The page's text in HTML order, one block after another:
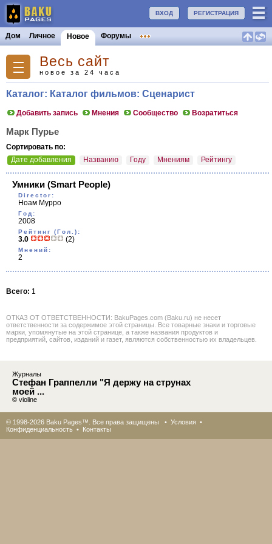
РЕГИСТРАЦИЯ
ВХОД
Дом Личное Новое Форумы
Весь сайт
новое за 24 часа
Каталог: Каталог фильмов: Сценарист
Добавить запись Мнения Сообщество Возратиться
Марк Пурье
Сортировать по:
Дате добавления
Названию Году Мнениям Рейтингу
Умники (Smart People)
Director:
Ноам Мурро
Год:
2008
Рейтинг (Гол.):
3.0 (2)
Мнений:
2
Всего: 1
ОТКАЗ ОТ ОТВЕТСТВЕННОСТИ: BakuPages.com (Baku.ru) не несет
ответственности за содержимое этой страницы. Все товарные знаки и торговые
марки, упомянутые на этой странице, а также названия продуктов и
предприятий, сайтов, изданий и газет, являются собственностью их владельцев.
Журналы
Стефан Граппелли "Я держу на струнах
моей ...
© violine
© 1998-2026 Baku Pages™. Все права защищены • Условия •
Конфиденциальность • Контакты